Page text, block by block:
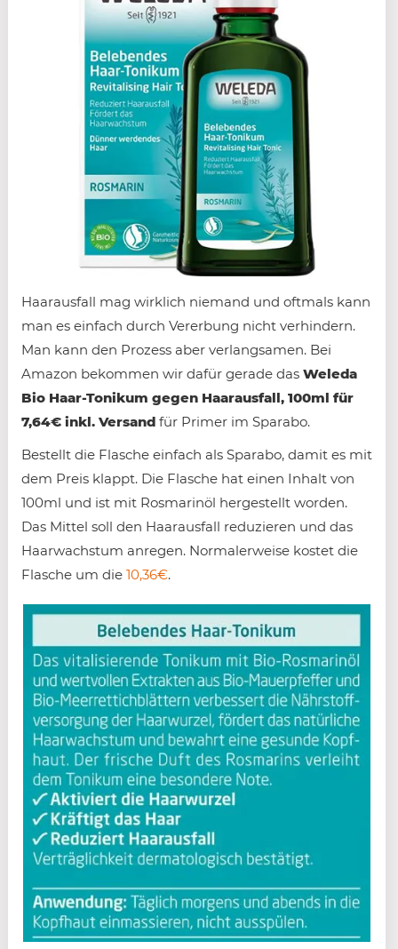
Haarausfall mag wirklich niemand und oftmals kann
man es einfach durch Vererbung nicht verhindern.
Man kann den Prozess aber verlangsamen. Bei
Amazon bekommen wir dafür gerade das Weleda
Bio Haar-Tonikum gegen Haarausfall, 100ml für
7,64€ inkl. Versand für Primer im Sparabo.
Bestellt die Flasche einfach als Sparabo, damit es mit
dem Preis klappt. Die Flasche hat einen Inhalt von
100ml und ist mit Rosmarinöl hergestellt worden.
Das Mittel soll den Haarausfall reduzieren und das
Haarwachstum anregen. Normalerweise kostet die
Flasche um die 10,36€.